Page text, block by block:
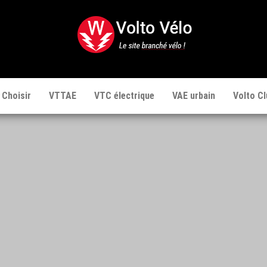
Vélo
Choisir VTTAE VTC électrique VAE urbain Volto